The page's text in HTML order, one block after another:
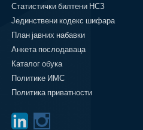
Статистички билтени НСЗ
Јединствени кодекс шифара
План јавних набавки
Анкета послодаваца
Каталог обука
Политике ИМС
Политика приватности